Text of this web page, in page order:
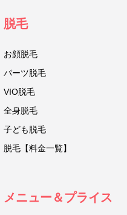
脱毛
お顔脱毛
パーツ脱毛
VIO脱毛
全身脱毛
子ども脱毛
脱毛【料金一覧】
メニュー＆プライス